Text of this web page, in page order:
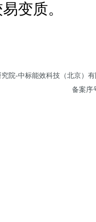
变质。
院-中标能效科技（北京）
备案序